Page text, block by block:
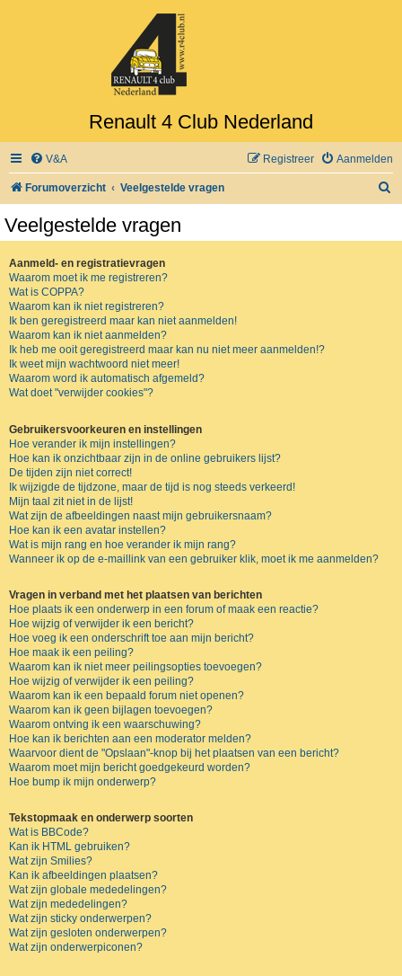
Renault 4 Club Nederland
V&A Aanmelden
Registreer
Forumoverzicht Veelgestelde vragen
Veelgestelde vragen
Aanmeld- en registratievragen
Waarom moet ik me registreren?
Wat is COPPA?
Waarom kan ik niet registreren?
Ik ben geregistreerd maar kan niet aanmelden!
Waarom kan ik niet aanmelden?
Ik heb me ooit geregistreerd maar kan nu niet meer aanmelden!?
Ik weet mijn wachtwoord niet meer!
Waarom word ik automatisch afgemeld?
Wat doet "verwijder cookies"?
Gebruikersvoorkeuren en instellingen
Hoe verander ik mijn instellingen?
Hoe kan ik onzichtbaar zijn in de online gebruikers lijst?
De tijden zijn niet correct!
Ik wijzigde de tijdzone, maar de tijd is nog steeds verkeerd!
Mijn taal zit niet in de lijst!
Wat zijn de afbeeldingen naast mijn gebruikersnaam?
Hoe kan ik een avatar instellen?
Wat is mijn rang en hoe verander ik mijn rang?
Wanneer ik op de e-maillink van een gebruiker klik, moet ik me aanmelden?
Vragen in verband met het plaatsen van berichten
Hoe plaats ik een onderwerp in een forum of maak een reactie?
Hoe wijzig of verwijder ik een bericht?
Hoe voeg ik een onderschrift toe aan mijn bericht?
Hoe maak ik een peiling?
Waarom kan ik niet meer peilingsopties toevoegen?
Hoe wijzig of verwijder ik een peiling?
Waarom kan ik een bepaald forum niet openen?
Waarom kan ik geen bijlagen toevoegen?
Waarom ontving ik een waarschuwing?
Hoe kan ik berichten aan een moderator melden?
Waarvoor dient de "Opslaan"-knop bij het plaatsen van een bericht?
Waarom moet mijn bericht goedgekeurd worden?
Hoe bump ik mijn onderwerp?
Tekstopmaak en onderwerp soorten
Wat is BBCode?
Kan ik HTML gebruiken?
Wat zijn Smilies?
Kan ik afbeeldingen plaatsen?
Wat zijn globale mededelingen?
Wat zijn mededelingen?
Wat zijn sticky onderwerpen?
Wat zijn gesloten onderwerpen?
Wat zijn onderwerpiconen?